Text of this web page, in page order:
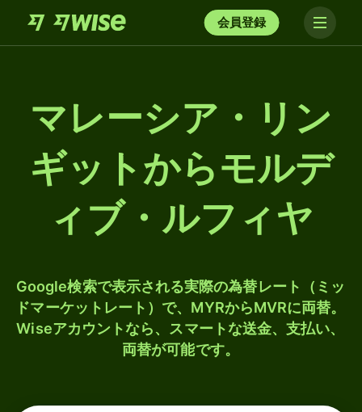
会員登録
マレーシア・リン
ギットからモルデ
ィブ・ルフィヤ
Google検索で表示される実際の為替レート（ミッ
ドマーケットレート）で、MYRからMVRに両替。
Wiseアカウントなら、スマートな送金、支払い、
両替が可能です。